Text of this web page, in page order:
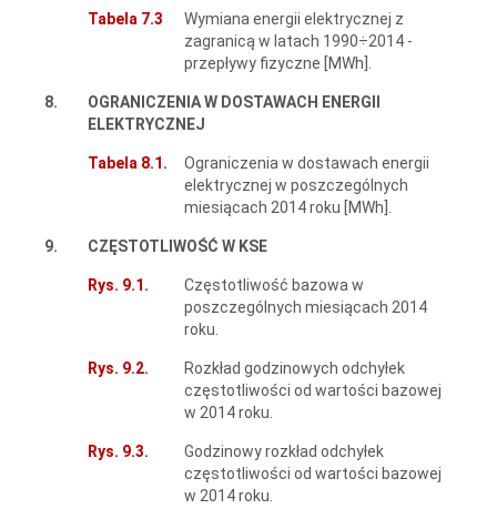
Tabela 7.3
Wymiana energii elektrycznej z
zagranicą w latach 1990÷2014 -
przepływy fizyczne [MWh].
8.
OGRANICZENIA W DOSTAWACH ENERGII
ELEKTRYCZNEJ
Tabela 8.1.
Ograniczenia w dostawach energii
elektrycznej w poszczególnych
miesiącach 2014 roku [MWh].
9. CZĘSTOTLIWOŚĆ W KSE
Rys. 9.1.
Częstotliwość bazowa w
poszczególnych miesiącach 2014
roku.
Rys. 9.2.
Rozkład godzinowych odchyłek
częstotliwości od wartości bazowej
w 2014 roku.
Rys. 9.3.
Godzinowy rozkład odchyłek
częstotliwości od wartości bazowej
w 2014 roku.